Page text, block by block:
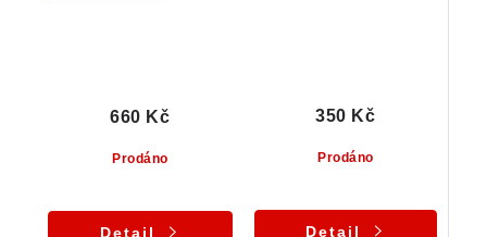
Prodáno
660 Kč
Detail
Prodáno
350 Kč
Detail